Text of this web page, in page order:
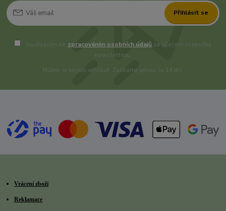
Přihlásit se
Souhlasím se zpracováním osobních údajů za účelem rozesílky
newsletteru.
Můžete se kdykoli odhlásit. Zasíláme jednou za 14 dní.
Vrácení zboží
Reklamace